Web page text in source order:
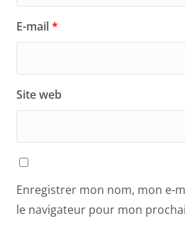
E-mail*
Site web
Enregistrer mon nom, mon e-
le navigateur pour mon